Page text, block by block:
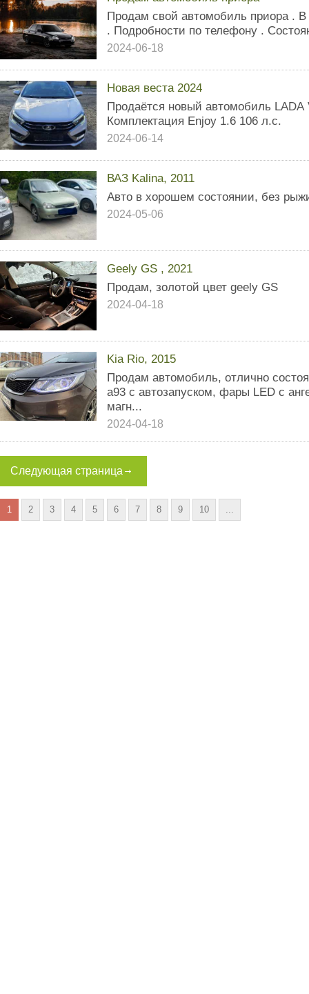
Продам свой автомобиль приора .
. Подробности по телефону .
2024-06-18
Новая веста 2024
Продaётcя новый aвтомобиль LАDА
Комплeктация Еnjоy 1.6 106 л.с.
2024-06-14
ВАЗ Kalina, 2011
Авто в хорошем состоянии, без
2024-05-06
Geely GS , 2021
Продам, золотой цвет geely GS
2024-04-18
Kia Rio, 2015
Продам автомобиль, отлично
а93 с автозапуском, фары LED с
магн...
2024-04-18
Следующая страница
1 2 3 4 5 6 7 8 9 10 ...